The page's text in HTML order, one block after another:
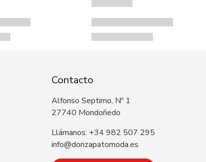
Contacto
Alfonso Septimo, Nº 1
27740 Mondoñedo
Llámanos: +34 982 507 295
info@donzapatomoda.es